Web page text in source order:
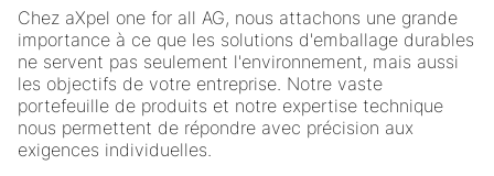
Chez aXpel one for all AG, nous attachons une grande
importance à ce que les solutions d'emballage durables
ne servent pas seulement l'environnement, mais aussi
les objectifs de votre entreprise. Notre vaste
portefeuille de produits et notre expertise technique
nous permettent de répondre avec précision aux
exigences individuelles.